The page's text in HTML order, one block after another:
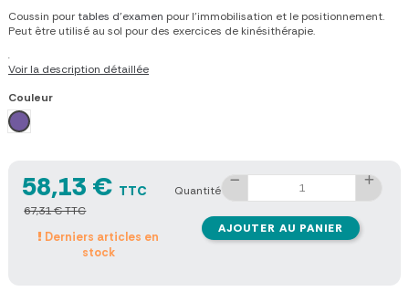
Coussin pour tables d'examen pour l'immobilisation et le positionnement.
Peut être utilisé au sol pour des exercices de kinésithérapie.
.
Voir la description détaillée
Couleur
Lavande
58,13 € TTC
67,31 € TTC
Derniers articles en
stock
Quantité
AJOUTER AU PANIER